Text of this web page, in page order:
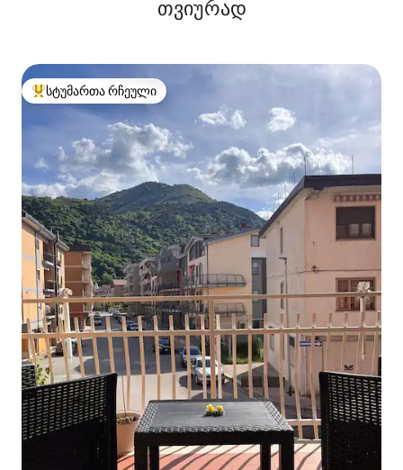
თვიურად
სტუმართა რჩეული მოწინავე ვარიანტი
სტუმართა რჩეული